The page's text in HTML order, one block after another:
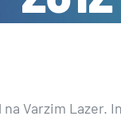
na Varzim Lazer.